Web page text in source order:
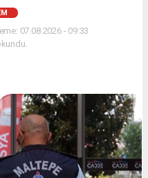
07.08.2026 - 09:33